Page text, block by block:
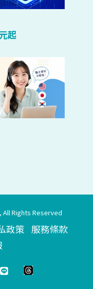
起
Rights Reserved
政策 服務條款